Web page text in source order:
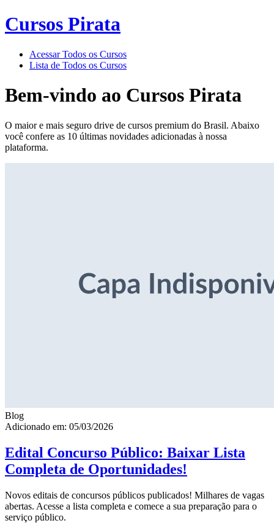
Cursos Pirata
Acessar Todos os Cursos
Lista de Todos os Cursos
Bem-vindo ao Cursos Pirata
O maior e mais seguro drive de cursos premium do Brasil. Abaixo
você confere as 10 últimas novidades adicionadas à nossa
plataforma.
Blog
Adicionado em: 05/03/2026
Edital Concurso Público: Baixar Lista
Completa de Oportunidades!
Novos editais de concursos públicos publicados! Milhares de vagas
abertas. Acesse a lista completa e comece a sua preparação para o
serviço público.